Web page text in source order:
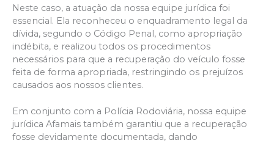
Neste caso, a atuação da nossa equipe jurídica foi
essencial. Ela reconheceu o enquadramento legal da
dívida, segundo o Código Penal, como apropriação
indébita, e realizou todos os procedimentos
necessários para que a recuperação do veículo fosse
feita de forma apropriada, restringindo os prejuízos
causados aos nossos clientes.
Em conjunto com a Polícia Rodoviária, nossa equipe
jurídica Afamais também garantiu que a recuperação
fosse devidamente documentada, dando